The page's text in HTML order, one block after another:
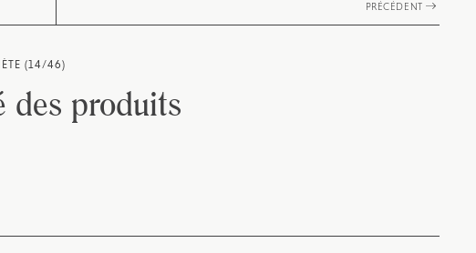
PRÉCÉDENT
(14/46)
des produits